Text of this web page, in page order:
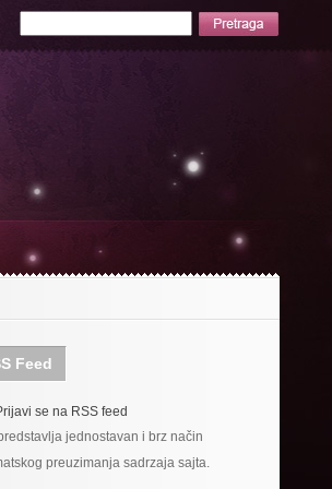
Feed
se na RSS feed
jednostavan i brz način
preuzimanja sadrzaja sajta.